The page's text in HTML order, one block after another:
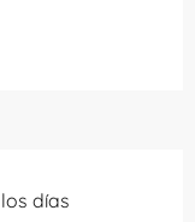
días